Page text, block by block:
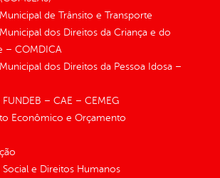
de Trânsito e Transporte
dos Direitos da Criança e do
– COMDICA
dos Direitos da Pessoa Idosa –
– CAE – CEMEG
Econômico e Orçamento
Social e Direitos Humanos